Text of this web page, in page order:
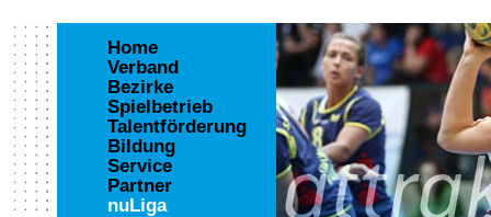
Home
Verband
Bezirke
Spielbetrieb
Talentförderung
Bildung
Service
Partner
nuLiga